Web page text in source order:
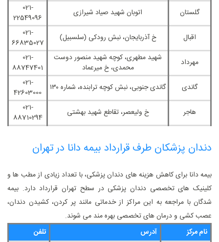
گلستان
اتوبان شهید صیاد شیرازی
021-
22549096
اقبال
خ آذربایجان، نبش رودکی (سلسبیل)
021-
66835027
مهرداد
شهید مطهری، کوچه شهید منصور دوست
‌محمدی، خ میرعماد
021-
88747401
گاندی
گاندی جنوبی، نبش کوچه ترابنده، شماره ۱۳۰
021-
42603000
هاجر
خ ولیعصر، تقاطع شهید بهشتی
021-
88710294
دندان ‌پزشکان طرف قرارداد بیمه دانا در تهران
بیمه دانا برای کاهش هزینه‌ های دندان ‌پزشکی، با تعداد زیادی از مطب‌ ها و
کلینیک‌ های تخصصی دندان‌ پزشکی در سطح تهران قرارداد دارد. بیمه‌
شدگان با مراجعه به این مراکز از خدماتی مانند پر کردن، کشیدن دندان،
عصب‌ کشی و درمان‌ های تخصصی بهره‌ مند می شوند.
نام مرکز
آدرس تلفن